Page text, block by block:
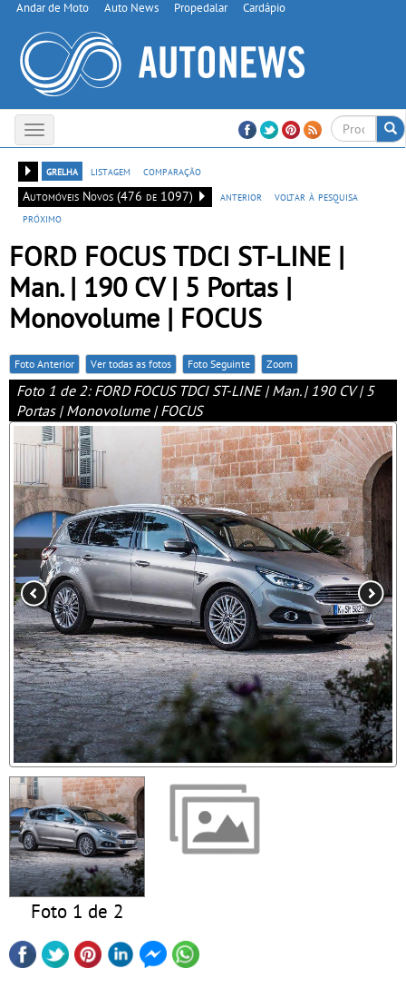
Andar de Moto Auto News Propedalar Cardápio
Toggle
navigation
grelha
listagem
comparação
Automóveis Novos (476 de 1097)
anterior
voltar à pesquisa
próximo
FORD FOCUS TDCI ST-LINE |
Man. | 190 CV | 5 Portas |
Monovolume | FOCUS
Foto Anterior Ver todas as fotos Foto Seguinte Zoom
Foto 1 de 2: FORD FOCUS TDCI ST-LINE | Man. | 190 CV | 5
Portas | Monovolume | FOCUS
Foto 1 de 2